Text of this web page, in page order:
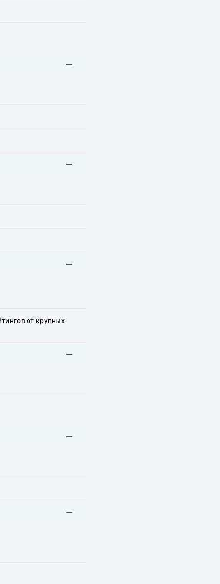
от крупных